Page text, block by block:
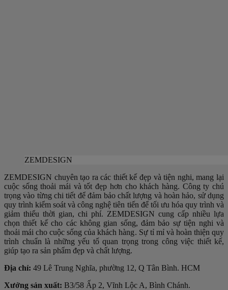
ZEMDESIGN
ZEMDESIGN chuyên tạo ra các thiết kế đẹp và tiện nghi, mang lại
cuộc sống thoải mái và tốt đẹp hơn cho khách hàng. Công ty chú
trọng vào từng chi tiết để đảm bảo chất lượng và hoàn hảo, sử dụng
quy trình kiểm soát và công nghệ tiên tiến để tối ưu hóa quy trình và
giảm thiểu thời gian, chi phí. ZEMDESIGN cung cấp nhiều lựa
chọn thiết kế cho các không gian sống, đảm bảo sự tiện nghi và
thoải mái cho cuộc sống của khách hàng. Sự tỉ mỉ và hoàn thiện quy
trình chuẩn là những yếu tố quan trọng trong công việc thiết kế,
giúp tạo ra sản phẩm đẹp và chất lượng.
Địa chỉ: 49 Lê Trung Nghĩa, phường 12, Q Tân Bình. HCM
Xưởng sản xuất: B3/58 Ấp 2, Vĩnh Lộc A, Bình Chánh.